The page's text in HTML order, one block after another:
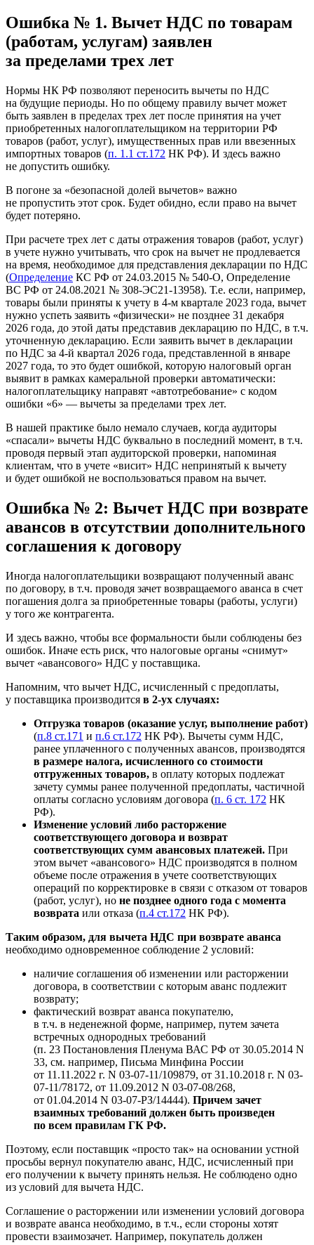
Ошибка № 1. Вычет НДС по товарам
(работам, услугам) заявлен
за пределами трех лет
Нормы НК РФ позволяют переносить вычеты по НДС
на будущие периоды. Но по общему правилу вычет может
быть заявлен в пределах трех лет после принятия на учет
приобретенных налогоплательщиком на территории РФ
товаров (работ, услуг), имущественных прав или ввезенных
импортных товаров (п. 1.1 ст.172 НК РФ). И здесь важно
не допустить ошибку.
В погоне за «безопасной долей вычетов» важно
не пропустить этот срок. Будет обидно, если право на вычет
будет потеряно.
При расчете трех лет с даты отражения товаров (работ, услуг)
в учете нужно учитывать, что срок на вычет не продлевается
на время, необходимое для представления декларации по НДС
(Определение КС РФ от 24.03.2015 № 540-О, Определение
ВС РФ от 24.08.2021 № 308-ЭС21-13958). Т.е. если, например,
товары были приняты к учету в 4-м квартале 2023 года, вычет
нужно успеть заявить «физически» не позднее 31 декабря
2026 года, до этой даты представив декларацию по НДС, в т.ч.
уточненную декларацию. Если заявить вычет в декларации
по НДС за 4-й квартал 2026 года, представленной в январе
2027 года, то это будет ошибкой, которую налоговый орган
выявит в рамках камеральной проверки автоматически:
налогоплательщику направят «автотребование» с кодом
ошибки «6» — вычеты за пределами трех лет.
В нашей практике было немало случаев, когда аудиторы
«спасали» вычеты НДС буквально в последний момент, в т.ч.
проводя первый этап аудиторской проверки, напоминая
клиентам, что в учете «висит» НДС непринятый к вычету
и будет ошибкой не воспользоваться правом на вычет.
Ошибка № 2: Вычет НДС при возврате
авансов в отсутствии дополнительного
соглашения к договору
Иногда налогоплательщики возвращают полученный аванс
по договору, в т.ч. проводя зачет возвращаемого аванса в счет
погашения долга за приобретенные товары (работы, услуги)
у того же контрагента.
И здесь важно, чтобы все формальности были соблюдены без
ошибок. Иначе есть риск, что налоговые органы «снимут»
вычет «авансового» НДС у поставщика.
Напомним, что вычет НДС, исчисленный с предоплаты,
у поставщика производится в 2-ух случаях:
Отгрузка товаров (оказание услуг, выполнение работ)
(п.8 ст.171 и п.6 ст.172 НК РФ). Вычеты сумм НДС,
ранее уплаченного с полученных авансов, производятся
в размере налога, исчисленного со стоимости
отгруженных товаров, в оплату которых подлежат
зачету суммы ранее полученной предоплаты, частичной
оплаты согласно условиям договора (п. 6 ст. 172 НК
РФ).
Изменение условий либо расторжение
соответствующего договора и возврат
соответствующих сумм авансовых платежей. При
этом вычет «авансового» НДС производятся в полном
объеме после отражения в учете соответствующих
операций по корректировке в связи с отказом от товаров
(работ, услуг), но не позднее одного года с момента
возврата или отказа (п.4 ст.172 НК РФ).
Таким образом, для вычета НДС при возврате аванса
необходимо одновременное соблюдение 2 условий:
наличие соглашения об изменении или расторжении
договора, в соответствии с которым аванс подлежит
возврату;
фактический возврат аванса покупателю,
в т.ч. в неденежной форме, например, путем зачета
встречных однородных требований
(п. 23 Постановления Пленума ВАС РФ от 30.05.2014 N
33, см. например, Письма Минфина России
от 11.11.2022 г. N 03-07-11/109879, от 31.10.2018 г. N 03-
07-11/78172, от 11.09.2012 N 03-07-08/268,
от 01.04.2014 N 03-07-РЗ/14444). Причем зачет
взаимных требований должен быть произведен
по всем правилам ГК РФ.
Поэтому, если поставщик «просто так» на основании устной
просьбы вернул покупателю аванс, НДС, исчисленный при
его получении к вычету принять нельзя. Не соблюдено одно
из условий для вычета НДС.
Соглашение о расторжении или изменении условий договора
и возврате аванса необходимо, в т.ч., если стороны хотят
провести взаимозачет. Например, покупатель должен